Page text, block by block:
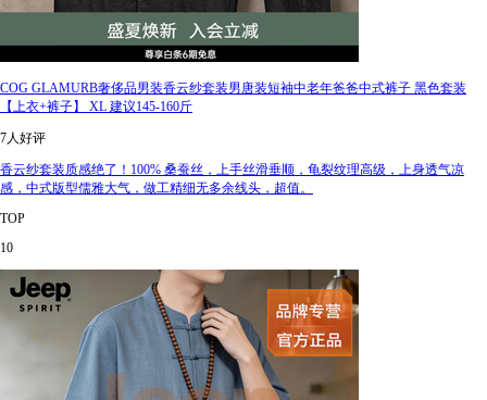
COG GLAMURB奢侈品男装香云纱套装男唐装短袖中老年爸爸中式裤子 黑色套装
【上衣+裤子】 XL 建议145-160斤
7人好评
香云纱套装质感绝了！100% 桑蚕丝，上手丝滑垂顺，龟裂纹理高级，上身透气凉
感，中式版型儒雅大气，做工精细无多余线头，超值。
TOP
10